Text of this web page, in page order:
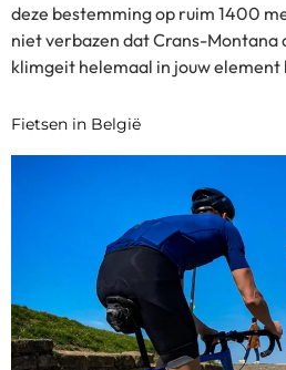
deze bestemming op ruim 1400
niet verbazen dat Crans-Montana
klimgeit helemaal in jouw
Fietsen in België